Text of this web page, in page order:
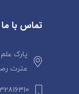
تماس با ما
پارک
عترت